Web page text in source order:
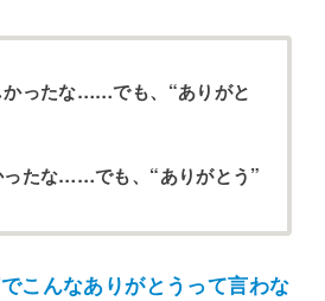
かったな……でも、“ありがと
ったな……でも、“ありがとう”
こんなありがとうって言わな